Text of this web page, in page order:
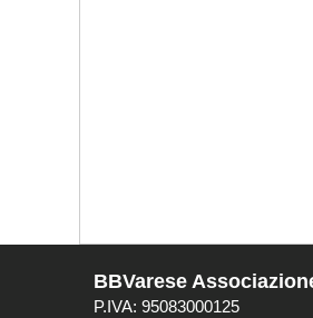
BBVarese
P.IVA: 95083000125